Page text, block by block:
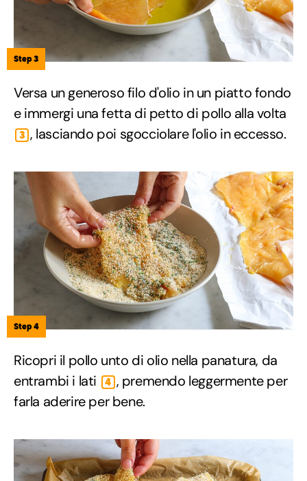
Step 3
Versa un generoso filo d'olio in un piatto fondo
e immergi una fetta di petto di pollo alla volta
3 , lasciando poi sgocciolare l'olio in eccesso.
Step 4
Ricopri il pollo unto di olio nella panatura, da
entrambi i lati
4 , premendo leggermente per
farla aderire per bene.